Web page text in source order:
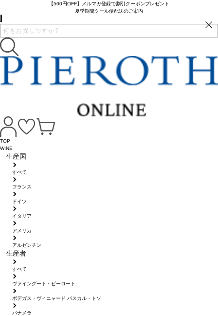
【500円OFF】メルマガ登録で割引クーポンプレゼント
夏季期間クール便配送のご案内
TOP
WINE
生産国
すべて
フランス
ドイツ
イタリア
アメリカ
アルゼンチン
生産者
すべて
ヴァイングート・ピーロート
ボデガス・ヴィニャード パスカル・トソ
パナメラ